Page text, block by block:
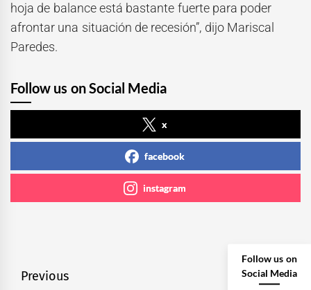
hoja de balance está bastante fuerte para poder
afrontar una situación de recesión”, dijo Mariscal
Paredes.
Follow us on Social Media
x
facebook
instagram
Navegación
Previous
Follow us on
Social Media